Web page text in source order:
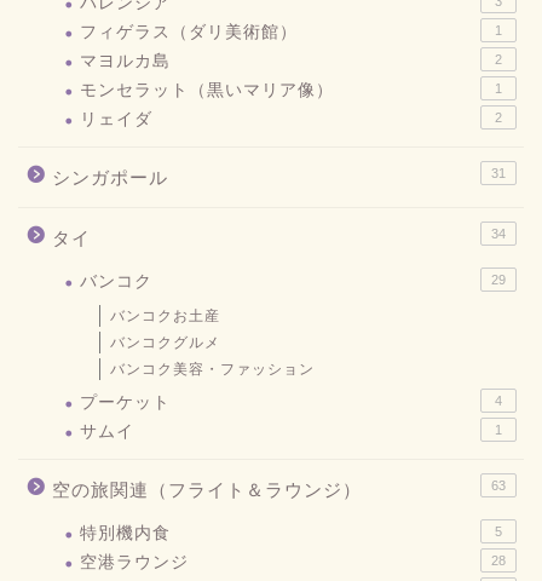
フィゲラス（ダリ美術館） 1
マヨルカ島 2
モンセラット（黒いマリア像） 1
リェイダ 2
シンガポール 31
タイ 34
バンコク 29
バンコクお土産
バンコクグルメ
バンコク美容・ファッション
プーケット 4
サムイ 1
空の旅関連（フライト＆ラウンジ） 63
特別機内食 5
空港ラウンジ 28